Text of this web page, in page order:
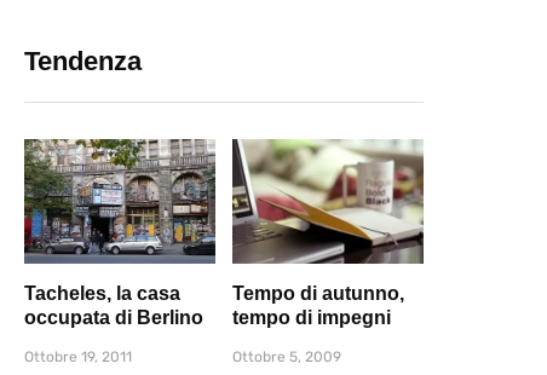
Tendenza
Tacheles, la casa
occupata di Berlino
Ottobre 19, 2011
Tempo di autunno,
tempo di impegni
Ottobre 5, 2009